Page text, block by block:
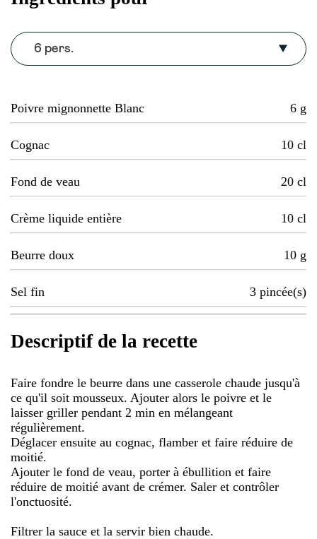
6 pers.
Poivre mignonnette Blanc 6 g
Cognac 10 cl
Fond de veau 20 cl
Crème liquide entière 10 cl
Beurre doux 10 g
Sel fin 3 pincée(s)
Descriptif de la recette
Faire fondre le beurre dans une casserole chaude jusqu'à
ce qu'il soit mousseux. Ajouter alors le poivre et le
laisser griller pendant 2 min en mélangeant
régulièrement.
Déglacer ensuite au cognac, flamber et faire réduire de
moitié.
Ajouter le fond de veau, porter à ébullition et faire
réduire de moitié avant de crémer. Saler et contrôler
l'onctuosité.
Filtrer la sauce et la servir bien chaude.